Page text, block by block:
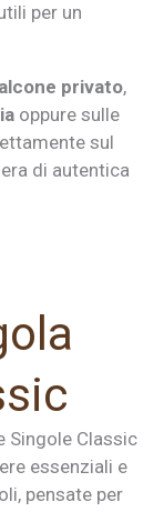
per un
privato,
oppure sulle
sul
di autentica
Singole Classic
essenziali e
pensate per